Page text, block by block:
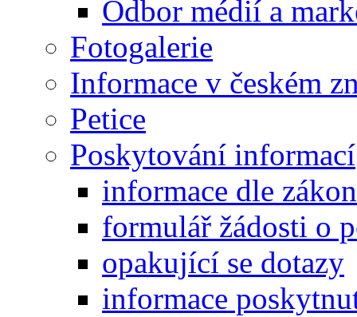
Odbor médií a
Fotogalerie
Informace v českém
Petice
Poskytování informací
informace dle
formulář žádosti o
opakující se dotazy
informace